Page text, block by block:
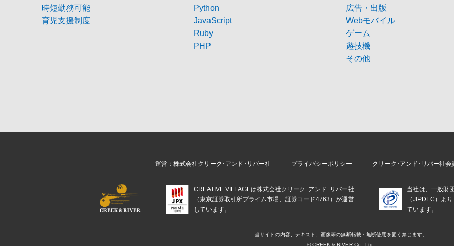
時短勤務可能
育児支援制度
Python
JavaScript
Ruby
PHP
広告・出版
Webモバイル
ゲーム
遊技機
その他
運営：株式会社クリーク･アンド･リバー社 プライバシーポリシー クリーク･アンド･リバー社会
CREATIVE VILLAGEは株式会社クリーク･アンド･リバー社
（東京証券取引所プライム市場、証券コード4763）が運営
しています。
当社は、一般財
（JIPDEC）よ
ています。
当サイトの内容、テキスト、画像等の無断転載・無断使用を固く禁じます。
© CREEK & RIVER Co., Ltd.